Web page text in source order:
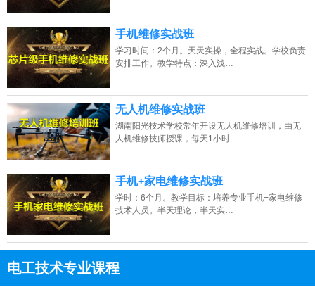
手机维修实战班
学习时间：2个月。天天实操，全程实战。学校负责
安排工作。教学特点：深入浅…
无人机维修实战班
湖南阳光技术学校常年开设无人机维修培训，由无
人机维修技师授课，每天1小时…
手机+家电维修实战班
学时：6个月。教学目标：培养专业手机+家电维修
技术人员。半天理论，半天实…
电工技术专业课程
青海的网友正进入本页访问